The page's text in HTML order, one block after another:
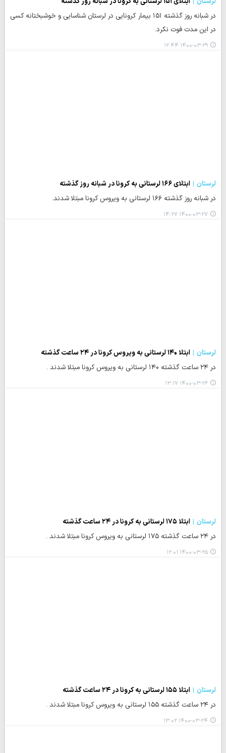
در شبانه روز گذشته ۱۵۱ بیمار کرونایی در لرستان شناسایی و خوشبختانه کسی
در این مدت فوت نکرد.
۱۴۰۰-۰۳-۲۹ ۱۲:۴۴
لرستان
ابتلای ۱۶۶ لرستانی به کرونا در شبانه روز گذشته
در شبانه روز گذشته ۱۶۶ لرستانی به ویروس کرونا مبتلا شدند.
۱۴۰۰-۰۳-۲۷ ۱۴:۲۷
لرستان
ابتلا ۱۴۰ لرستانی به ویروس کرونا در ۲۴ ساعت گذشته
در ۲۴ ساعت گذشته ۱۴۰ لرستانی به ویروس کرونا مبتلا شدند .
۱۴۰۰-۰۳-۲۶ ۱۳:۱۷
لرستان
ابتلا ۱۷۵ لرستانی به کرونا در ۲۴ ساعت گذشته
در ۲۴ ساعت گذشته ۱۷۵ لرستانی به ویروس کرونا مبتلا شدند .
۱۴۰۰-۰۳-۲۵ ۱۲:۰۱
لرستان
ابتلا ۱۵۵ لرستانی به کرونا در ۲۴ ساعت گذشته
در ۲۴ ساعت گذشته ۱۵۵ لرستانی به ویروس کرونا مبتلا شدند .
۱۴۰۰-۰۳-۲۴ ۱۳:۰۲